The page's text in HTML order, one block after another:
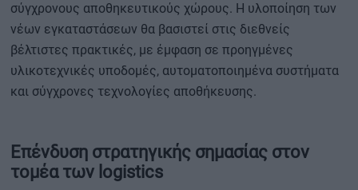
σύγχρονους αποθηκευτικούς χώρους. Η υλοποίηση των
νέων εγκαταστάσεων θα βασιστεί στις διεθνείς
βέλτιστες πρακτικές, με έμφαση σε προηγμένες
υλικοτεχνικές υποδομές, αυτοματοποιημένα συστήματα
και σύγχρονες τεχνολογίες αποθήκευσης.
Επένδυση στρατηγικής σημασίας στον
τομέα των logistics